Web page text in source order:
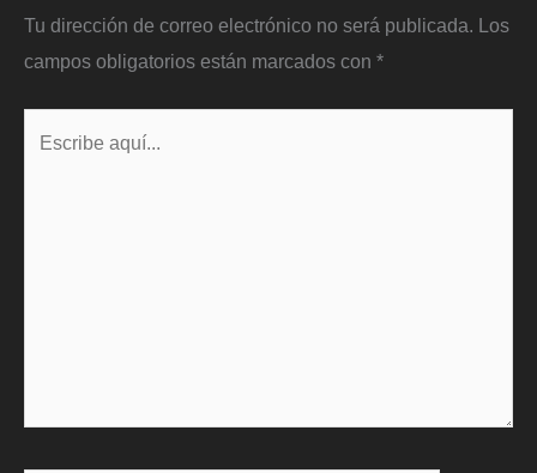
Tu dirección de correo electrónico no será publicada. Los
campos obligatorios están marcados con *